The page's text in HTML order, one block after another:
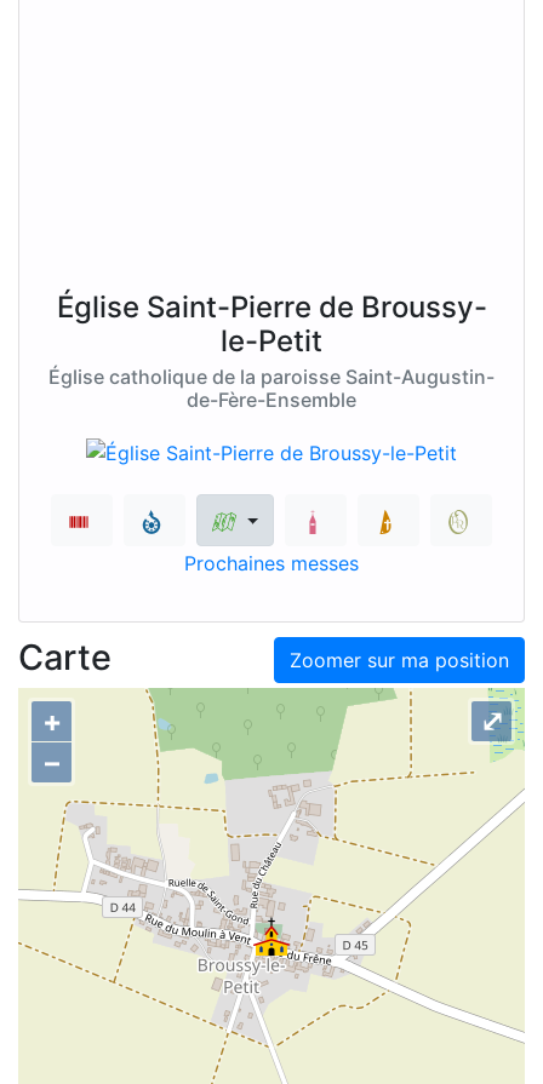
Église Saint-Pierre de Broussy-
le-Petit
Église catholique de la paroisse Saint-Augustin-
de-Fère-Ensemble
Prochaines messes
Zoomer sur ma position
Carte
+
–
⤢